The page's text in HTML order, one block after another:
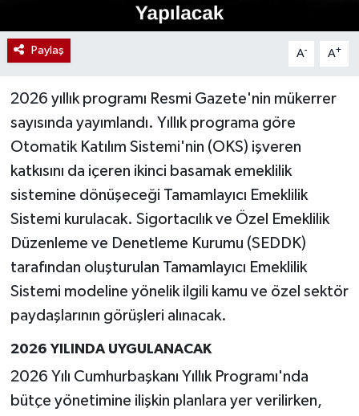
Paylaş A- A+
2026 yıllık programı Resmi Gazete'nin mükerrer
sayısında yayımlandı. Yıllık programa göre
Otomatik Katılım Sistemi'nin (OKS) işveren
katkısını da içeren ikinci basamak emeklilik
sistemine dönüşeceği Tamamlayıcı Emeklilik
Sistemi kurulacak. Sigortacılık ve Özel Emeklilik
Düzenleme ve Denetleme Kurumu (SEDDK)
tarafından oluşturulan Tamamlayıcı Emeklilik
Sistemi modeline yönelik ilgili kamu ve özel sektör
paydaşlarının görüşleri alınacak.
2026 YILINDA UYGULANACAK
2026 Yılı Cumhurbaşkanı Yıllık Programı'nda
bütçe yönetimine ilişkin planlara yer verilirken,